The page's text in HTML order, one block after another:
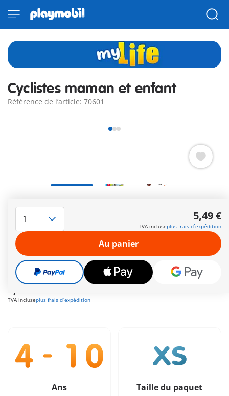
Cyclistes maman et enfant
Référence de l’article: 70601
une mini remorque pour vélo où ce dernier peut s'asseoir et
profiter du paysage. Contient deux personnages.
Autres informations
Le délai de livraison est actuellement de 2 à 4 jours
ouvrés
Livraison gratuite à partir de 40 €
5,49 €
TVA incluseplus frais d´expédition
5,49 €
TVA incluseplus frais d´expédition
Au panier
Ans Taille du paquet